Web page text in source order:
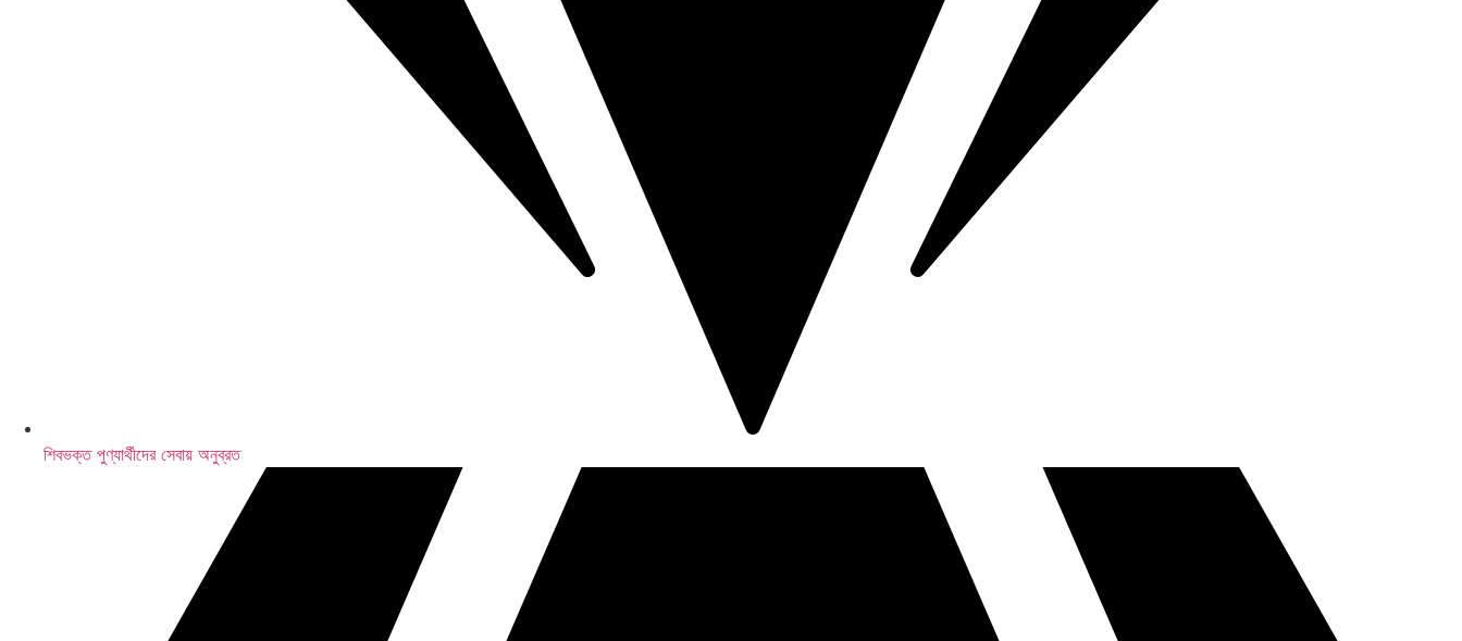
শিবভক্ত পুণ্যার্থীদের সেবায় অনুব্রত